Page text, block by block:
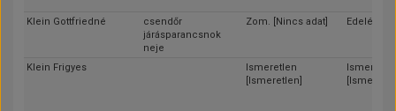
Klein Gottfriedné
csendőr
járásparancsnok
neje
Zom. [Nincs adat] Edelény
Klein Frigyes
Ismeretlen
[Ismeretlen]